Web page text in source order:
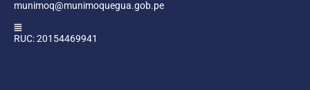
munimoq@munimoquegua.gob.pe
RUC: 20154469941